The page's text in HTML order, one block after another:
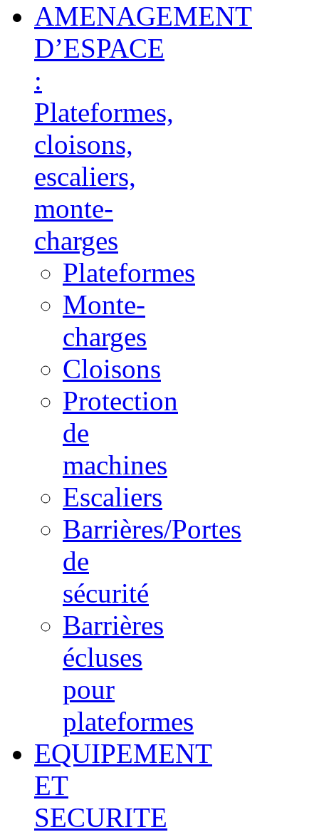
AMENAGEMENT
D’ESPACE
:
Plateformes,
cloisons,
escaliers,
monte-
charges
Plateformes
Monte-
charges
Cloisons
Protection
de
machines
Escaliers
Barrières/Portes
de
sécurité
Barrières
écluses
pour
plateformes
EQUIPEMENT
ET
SECURITE